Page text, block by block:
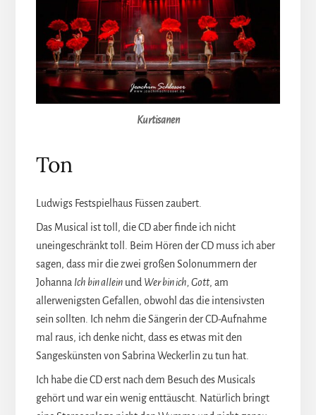
Kurtisanen
Ton
Ludwigs Festspielhaus Füssen zaubert.
Das Musical ist toll, die CD aber finde ich nicht
uneingeschränkt toll. Beim Hören der CD muss ich aber
sagen, dass mir die zwei großen Solonummern der
Johanna Ich bin alleinund Wer bin ich, Gott, am
allerwenigsten Gefallen, obwohl das die intensivsten
sein sollten. Ich nehm die Sängerin der CD-Aufnahme
mal raus, ich denke nicht, dass es etwas mit den
Sangeskünsten von Sabrina Weckerlin zu tun hat.
Ich habe die CD erst nach dem Besuch des Musicals
gehört und war ein wenig enttäuscht. Natürlich bringt